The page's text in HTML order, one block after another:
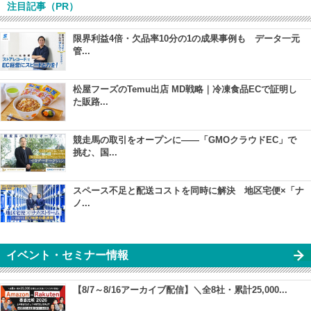
注目記事（PR）
限界利益4倍・欠品率10分の1の成果事例も データ一元
管...
松屋フーズのTemu出店 MD戦略｜冷凍食品ECで証明し
た販路...
競走馬の取引をオープンに――「GMOクラウドEC」で
挑む、国...
スペース不足と配送コストを同時に解決 地区宅便×「ナ
ノ...
イベント・セミナー情報
【8/7～8/16アーカイブ配信】＼全8社・累計25,000...